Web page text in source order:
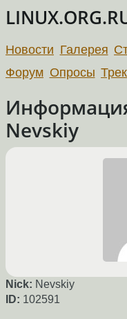
Новости Галерея
Форум Опросы
Nevskiy
Nick: Nevskiy
ID: 102591